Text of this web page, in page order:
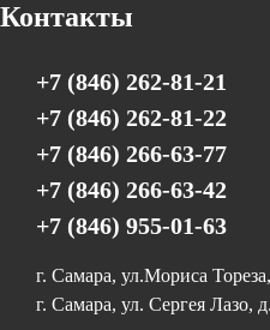
Контакты
+7 (846) 262-81-21
+7 (846) 262-81-22
+7 (846) 266-63-77
+7 (846) 266-63-42
+7 (846) 955-01-63
г. Самара, ул.Мориса
г. Самара, ул. Сергея Лазо,